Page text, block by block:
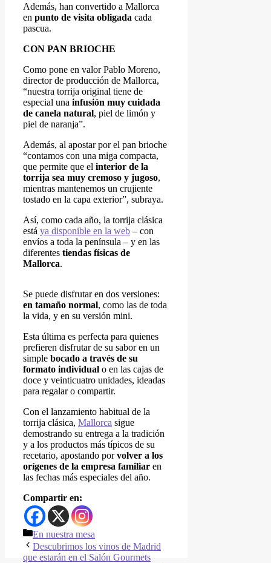
Además, han convertido a Mallorca
en punto de visita obligada cada
pascua.
CON PAN BRIOCHE
Como pone en valor Pablo Moreno,
director de producción de Mallorca,
“nuestra torrija original tiene de
especial una infusión muy cuidada
de canela natural, piel de limón y
piel de naranja”.
Además, al apostar por el pan brioche
“contamos con una miga compacta,
que permite que el interior de la
torrija sea muy cremoso y jugoso,
mientras mantenemos un crujiente
tostado en la capa exterior”, subraya.
Así, como cada año, la torrija clásica
está ya disponible en la web – con
envíos a toda la península – y en las
diferentes tiendas físicas de
Mallorca.
Se puede disfrutar en dos versiones:
en tamaño normal, como las de toda
la vida, y en su versión mini.
Esta última es perfecta para quienes
prefieren disfrutar de su sabor en un
simple bocado a través de su
formato individual o en las cajas de
doce y veinticuatro unidades, ideadas
para regalar o compartir.
Con el lanzamiento habitual de la
torrija clásica, Mallorca sigue
demostrando su entrega a la tradición
y a los productos más típicos de su
recetario, apostando porvolver a los
orígenes de la empresa familiar en
las fechas más especiales del año.
Compartir en:
En nuestra mesa
Descubrimos los vinos de Madrid
que estarán en el Salón Gourmets